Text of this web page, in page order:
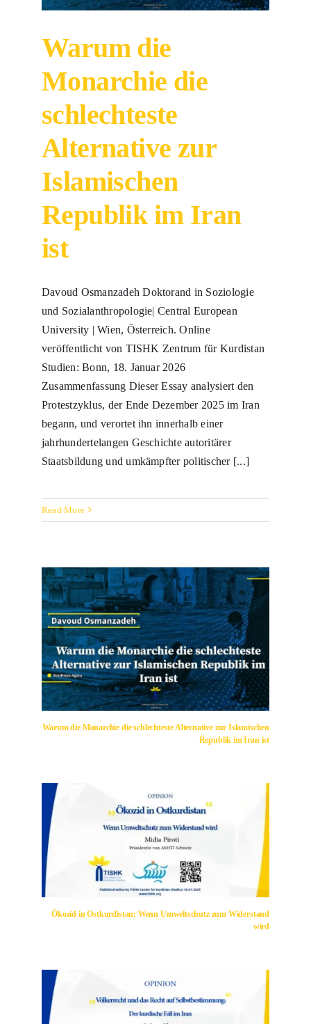
Warum die
Monarchie die
schlechteste
Alternative zur
Islamischen
Republik im Iran
ist
Davoud Osmanzadeh Doktorand in Soziologie
und Sozialanthropologie| Central European
University | Wien, Österreich. Online
veröffentlicht von TISHK Zentrum für Kurdistan
Studien: Bonn, 18. Januar 2026
Zusammenfassung Dieser Essay analysiert den
Protestzyklus, der Ende Dezember 2025 im Iran
begann, und verortet ihn innerhalb einer
jahrhundertelangen Geschichte autoritärer
Staatsbildung und umkämpfter politischer [...]
Read More
Warum die Monarchie die schlechteste Alternative zur Islamischen
Republik im Iran ist
Ökozid in Ostkurdistan; Wenn Umweltschutz zum Widerstand
wird